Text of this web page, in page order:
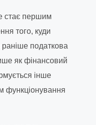
стає першим
того, куди
податкова
як фінансовий
інше
функціонування